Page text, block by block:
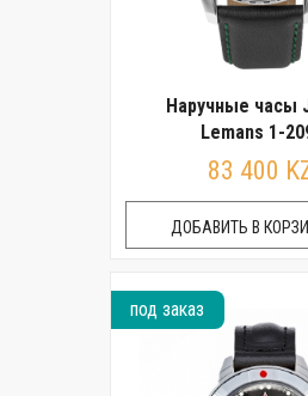
Наручные часы
Lemans 1-
83 400
ДОБАВИТЬ В
под заказ